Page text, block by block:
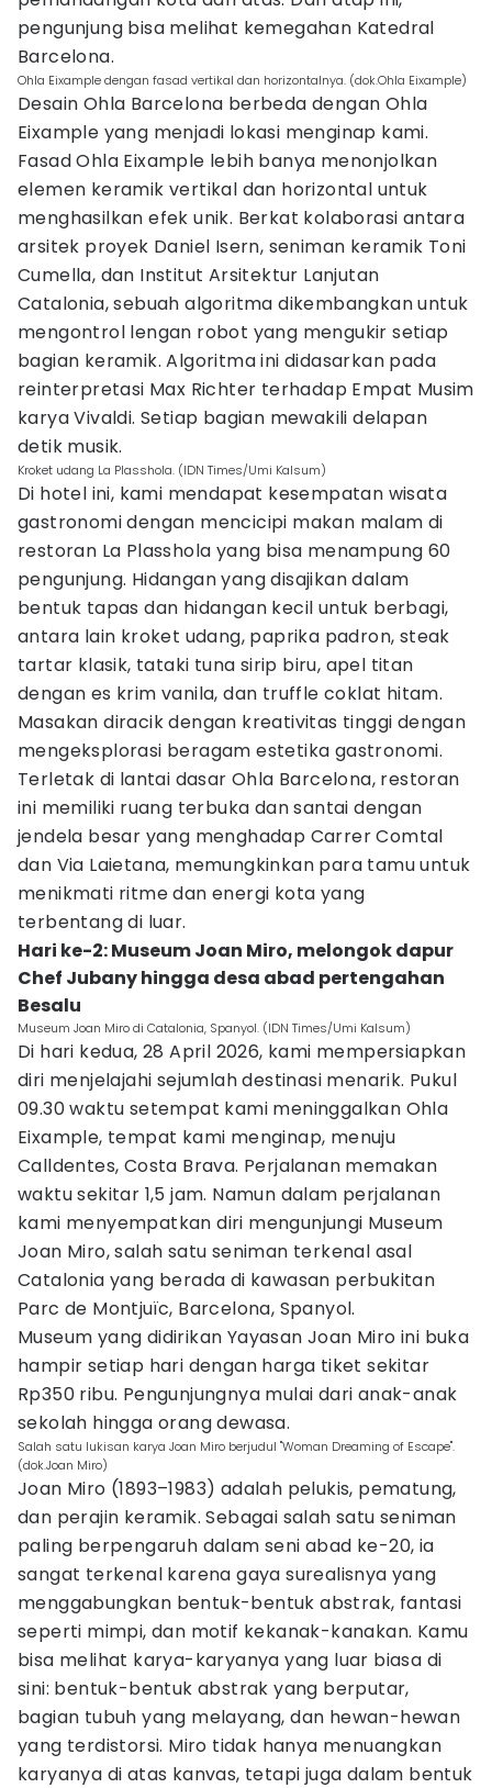
pengunjung bisa melihat kemegahan Katedral
Barcelona.
Ohla Eixample dengan fasad vertikal dan horizontalnya. (dok.Ohla Eixample)
Desain Ohla Barcelona berbeda dengan Ohla
Eixample yang menjadi lokasi menginap kami.
Fasad Ohla Eixample lebih banya menonjolkan
elemen keramik vertikal dan horizontal untuk
menghasilkan efek unik. Berkat kolaborasi antara
arsitek proyek Daniel Isern, seniman keramik Toni
Cumella, dan Institut Arsitektur Lanjutan
Catalonia, sebuah algoritma dikembangkan untuk
mengontrol lengan robot yang mengukir setiap
bagian keramik. Algoritma ini didasarkan pada
reinterpretasi Max Richter terhadap Empat Musim
karya Vivaldi. Setiap bagian mewakili delapan
detik musik.
Kroket udang La Plasshola. (IDN Times/Umi Kalsum)
Di hotel ini, kami mendapat kesempatan wisata
gastronomi dengan mencicipi makan malam di
restoran La Plasshola yang bisa menampung 60
pengunjung. Hidangan yang disajikan dalam
bentuk tapas dan hidangan kecil untuk berbagi,
antara lain kroket udang, paprika padron, steak
tartar klasik, tataki tuna sirip biru, apel titan
dengan es krim vanila, dan truffle coklat hitam.
Masakan diracik dengan kreativitas tinggi dengan
mengeksplorasi beragam estetika gastronomi.
Terletak di lantai dasar Ohla Barcelona, ​​restoran
ini memiliki ruang terbuka dan santai dengan
jendela besar yang menghadap Carrer Comtal
dan Via Laietana, memungkinkan para tamu untuk
menikmati ritme dan energi kota yang
terbentang di luar.
Hari ke-2: Museum Joan Miro, melongok dapur
Chef Jubany hingga desa abad pertengahan
Besalu
Museum Joan Miro di Catalonia, Spanyol. (IDN Times/Umi Kalsum)
Di hari kedua, 28 April 2026, kami mempersiapkan
diri menjelajahi sejumlah destinasi menarik. Pukul
09.30 waktu setempat kami meninggalkan Ohla
Eixample, tempat kami menginap, menuju
Calldentes, Costa Brava. Perjalanan memakan
waktu sekitar 1,5 jam. Namun dalam perjalanan
kami menyempatkan diri mengunjungi Museum
Joan Miro, salah satu seniman terkenal asal
Catalonia yang berada di kawasan perbukitan
Parc de Montjuïc, Barcelona, Spanyol.
Museum yang didirikan Yayasan Joan Miro ini buka
hampir setiap hari dengan harga tiket sekitar
Rp350 ribu. Pengunjungnya mulai dari anak-anak
sekolah hingga orang dewasa.
Salah satu lukisan karya Joan Miro berjudul "Woman Dreaming of Escape".
(dok.Joan Miro)
Joan Miro (1893–1983) adalah pelukis, pematung,
dan perajin keramik. Sebagai salah satu seniman
paling berpengaruh dalam seni abad ke-20, ia
sangat terkenal karena gaya surealisnya yang
menggabungkan bentuk-bentuk abstrak, fantasi
seperti mimpi, dan motif kekanak-kanakan. Kamu
bisa melihat karya-karyanya yang luar biasa di
sini: bentuk-bentuk abstrak yang berputar,
bagian tubuh yang melayang, dan hewan-hewan
yang terdistorsi. Miro tidak hanya menuangkan
karyanya di atas kanvas, tetapi juga dalam bentuk